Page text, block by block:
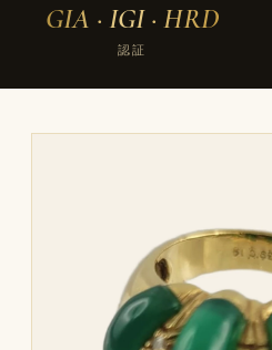
GIA · IGI · HRD
認証